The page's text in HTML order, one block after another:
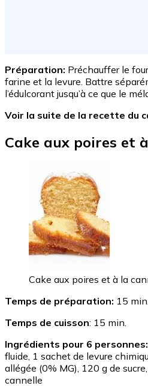
Préparation: Préchauffer le
farine et la levure. Battre
l’édulcorant jusqu’à ce que le
Voir la suite de la recette du
Cake aux poires et
Cake aux poires et à la
Temps de préparation: 15 min.
Temps de cuisson: 15 min.
Ingrédients pour 6 personnes:
fluide, 1 sachet de levure
allégée (0% MG), 120 g de
cannelle